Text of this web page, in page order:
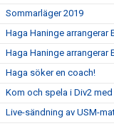
Sommarläger 2019
Haga Haninge arrangerar
Haga Haninge arrangerar
Haga söker en coach!
Kom och spela i Div2
Live-sändning av USM-